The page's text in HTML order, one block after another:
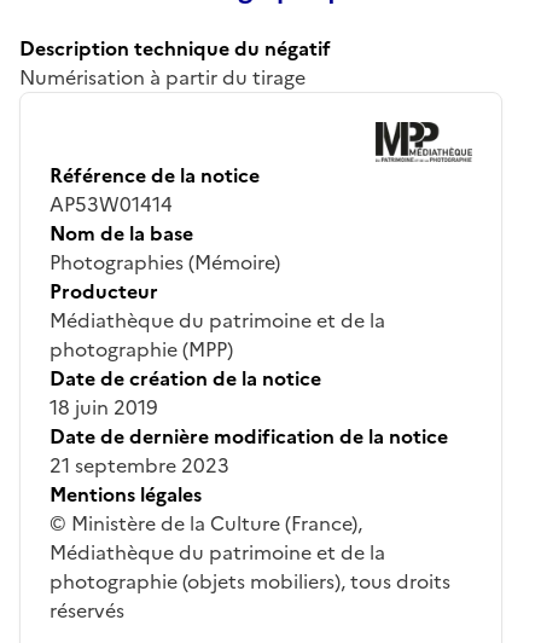
Description technique du négatif
Numérisation à partir du tirage
Référence de la notice
AP53W01414
Nom de la base
Photographies (Mémoire)
Producteur
Médiathèque du patrimoine et de la
photographie (MPP)
Date de création de la notice
18 juin 2019
Date de dernière modification de la notice
21 septembre 2023
Mentions légales
© Ministère de la Culture (France),
Médiathèque du patrimoine et de la
photographie (objets mobiliers), tous droits
réservés